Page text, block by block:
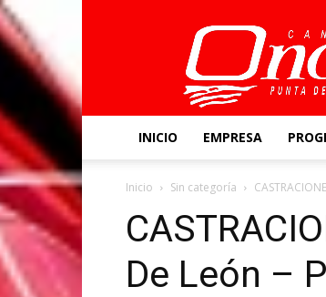
Canal
Once
INICIO EMPRESA
Inicio Sin categoría
De León –